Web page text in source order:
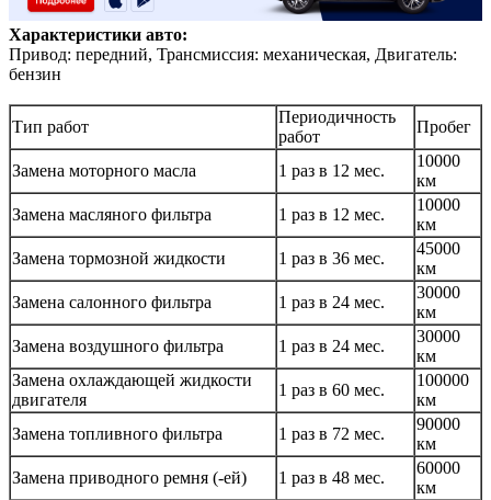
Характеристики авто:
Привод: передний, Трансмиссия: механическая, Двигатель:
бензин
Тип работ
Периодичность
работ
Пробег
Замена моторного масла 1 раз в 12 мес.
10000
км
Замена масляного фильтра
1 раз в 12 мес.
10000
км
Замена тормозной жидкости
1 раз в 36 мес.
45000
км
Замена салонного фильтра
1 раз в 24 мес.
30000
км
Замена воздушного фильтра
1 раз в 24 мес.
30000
км
Замена охлаждающей жидкости
двигателя
1 раз в 60 мес.
100000
км
Замена топливного фильтра
1 раз в 72 мес.
90000
км
Замена приводного ремня (-ей)
1 раз в 48 мес.
60000
км